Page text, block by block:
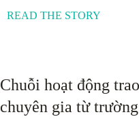
READ THE STORY
Chuỗi hoạt động
chuyên gia từ